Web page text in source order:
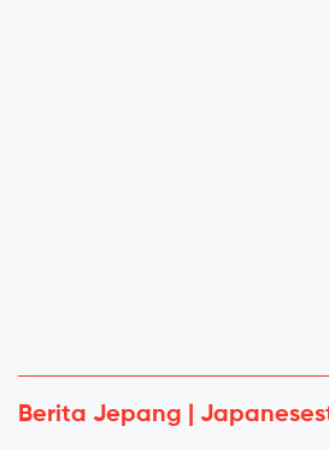
Berita Jepang |